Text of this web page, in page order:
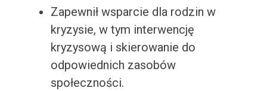
Zapewnił wsparcie dla rodzin w
kryzysie, w tym interwencję
kryzysową i skierowanie do
odpowiednich zasobów
społeczności.